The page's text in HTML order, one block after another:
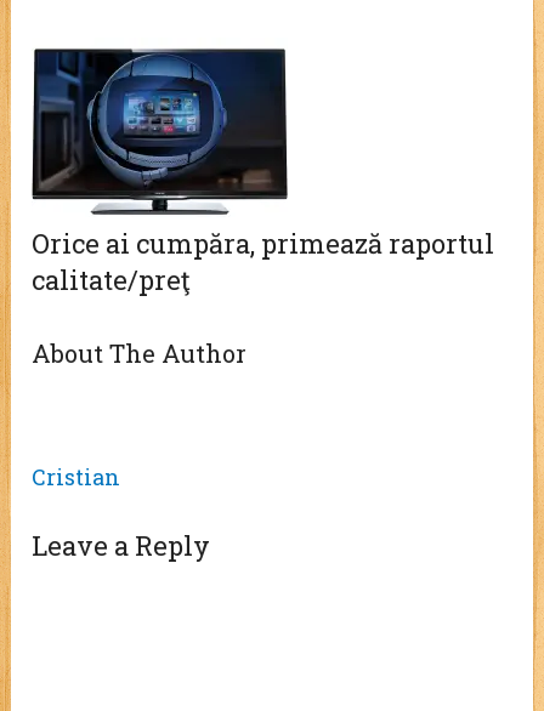
Orice ai cumpăra, primează raportul
calitate/preţ
About The Author
Cristian
Leave a Reply